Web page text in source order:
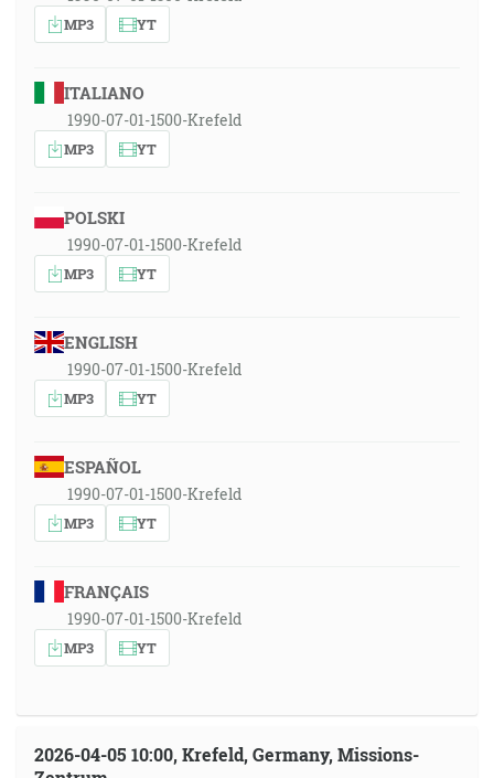
MP3 YT
ITALIANO
1990-07-01-1500-Krefeld
MP3 YT
POLSKI
1990-07-01-1500-Krefeld
MP3 YT
ENGLISH
1990-07-01-1500-Krefeld
MP3 YT
ESPAÑOL
1990-07-01-1500-Krefeld
MP3 YT
FRANÇAIS
1990-07-01-1500-Krefeld
MP3 YT
2026-04-05 10:00, Krefeld, Germany, Missions-